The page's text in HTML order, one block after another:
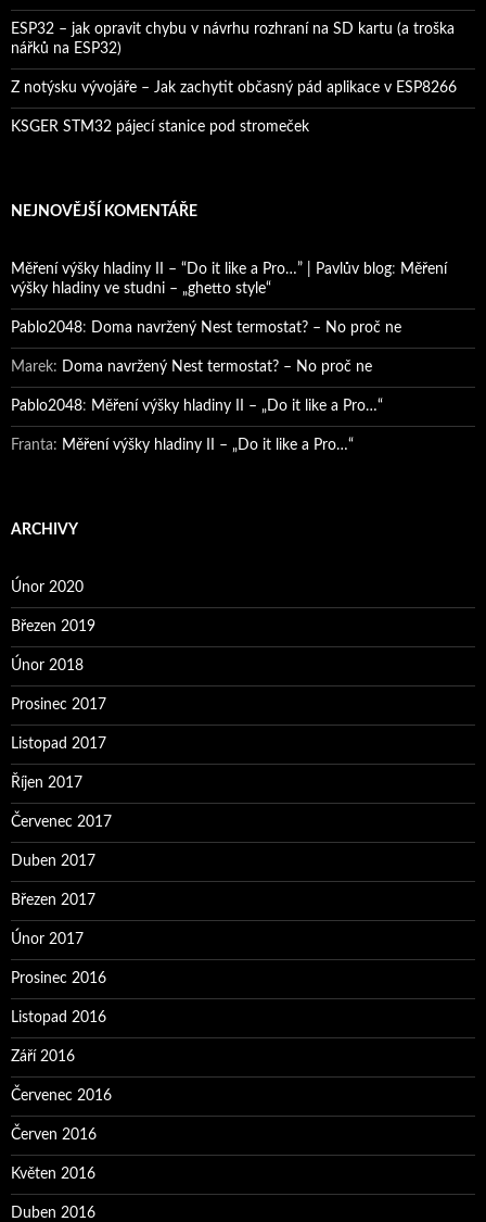
ESP32 – jak opravit chybu v návrhu rozhraní na SD kartu (a troška
nářků na ESP32)
Z notýsku vývojáře – Jak zachytit občasný pád aplikace v ESP8266
KSGER STM32 pájecí stanice pod stromeček
NEJNOVĚJŠÍ KOMENTÁŘE
Měření výšky hladiny II – “Do it like a Pro…” | Pavlův blog: Měření
výšky hladiny ve studni – „ghetto style“
Pablo2048: Doma navržený Nest termostat? – No proč ne
Marek: Doma navržený Nest termostat? – No proč ne
Pablo2048: Měření výšky hladiny II – „Do it like a Pro…“
Franta: Měření výšky hladiny II – „Do it like a Pro…“
ARCHIVY
Únor 2020
Březen 2019
Únor 2018
Prosinec 2017
Listopad 2017
Říjen 2017
Červenec 2017
Duben 2017
Březen 2017
Únor 2017
Prosinec 2016
Listopad 2016
Září 2016
Červenec 2016
Červen 2016
Květen 2016
Duben 2016